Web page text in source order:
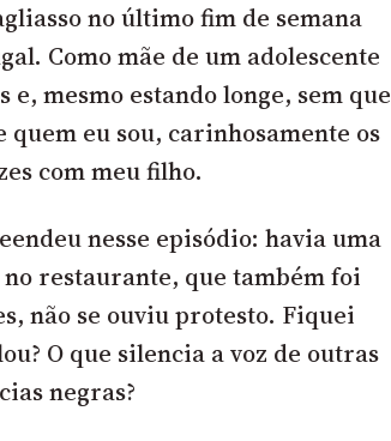
no último fim de semana
Como mãe de um adolescente
mesmo estando longe, sem que
eu sou, carinhosamente os
com meu filho.
nesse episódio: havia uma
restaurante, que também foi
não se ouviu protesto. Fiquei
O que silencia a voz de outras
negras?